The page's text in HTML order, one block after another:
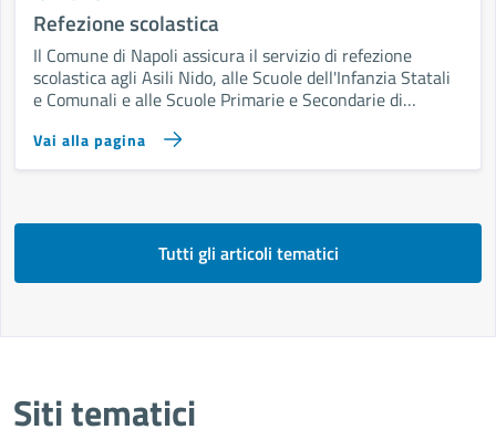
Refezione scolastica
Il Comune di Napoli assicura il servizio di refezione
scolastica agli Asili Nido, alle Scuole dell'Infanzia Statali
e Comunali e alle Scuole Primarie e Secondarie di
Vai alla pagina
Tutti gli articoli tematici
Siti tematici